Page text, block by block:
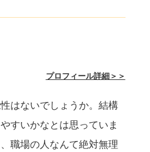
プロフィール詳細＞＞
はないでしょうか。結構
すいかなとは思っていま
職場の人なんて絶対無理